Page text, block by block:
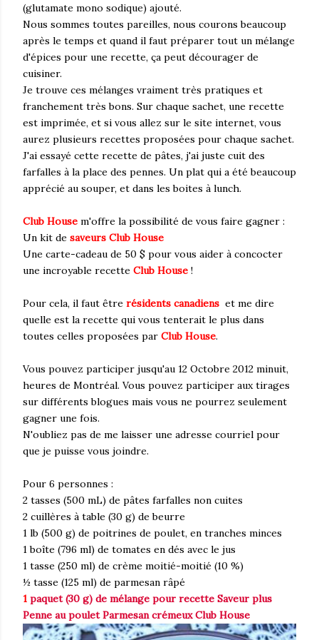
(glutamate mono sodique) ajouté.
Nous sommes toutes pareilles, nous courons beaucoup
après le temps et quand il faut préparer tout un mélange
d'épices pour une recette, ça peut décourager de
cuisiner.
Je trouve ces mélanges vraiment très pratiques et
franchement très bons. Sur chaque sachet, une recette
est imprimée, et si vous allez sur le site internet, vous
aurez plusieurs recettes proposées pour chaque sachet.
J'ai essayé cette recette de pâtes, j'ai juste cuit des
farfalles à la place des pennes. Un plat qui a été beaucoup
apprécié au souper, et dans les boites à lunch.
Club House m'offre la possibilité de vous faire gagner :
Un kit de saveurs Club House
Une carte-cadeau de 50 $ pour vous aider à concocter
une incroyable recette Club House !
Pour cela, il faut être résidents canadiens et me dire
quelle est la recette qui vous tenterait le plus dans
toutes celles proposées par Club House.
Vous pouvez participer jusqu'au 12 Octobre 2012 minuit,
heures de Montréal. Vous pouvez participer aux tirages
sur différents blogues mais vous ne pourrez seulement
gagner une fois.
N'oubliez pas de me laisser une adresse courriel pour
que je puisse vous joindre.
Pour 6 personnes :
2 tasses (500 mL) de pâtes farfalles non cuites
2 cuillères à table (30 g) de beurre
1 lb (500 g) de poitrines de poulet, en tranches minces
1 boîte (796 ml) de tomates en dés avec le jus
1 tasse (250 ml) de crème moitié-moitié (10 %)
½ tasse (125 ml) de parmesan râpé
1 paquet (30 g) de mélange pour recette Saveur plus
Penne au poulet Parmesan crémeux Club House